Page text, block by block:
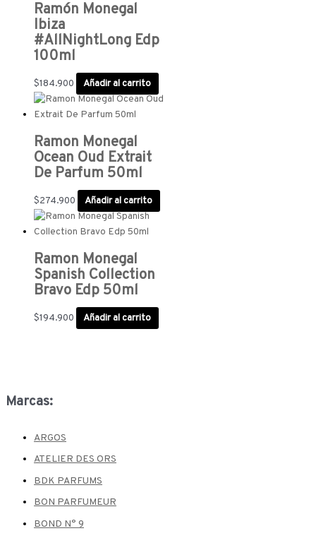
Marcas:
ARGOS
ATELIER DES ORS
BDK PARFUMS
BON PARFUMEUR
BOND N° 9
Ramón Monegal
Ibiza
#AllNightLong Edp
100ml
$184.900 Añadir al carrito
Ramon Monegal
Ocean Oud Extrait
De Parfum 50ml
$274.900 Añadir al carrito
Ramon Monegal
Spanish Collection
Bravo Edp 50ml
$194.900 Añadir al carrito